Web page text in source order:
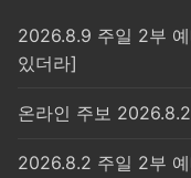
2026.8.9 주일 2부
있더라]
온라인 주보 2026.8.2
2026.8.2 주일 2부